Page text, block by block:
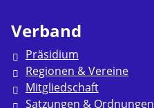
Verband
Präsidium
Regionen & Vereine
Mitgliedschaft
Satzungen & Ordnungen